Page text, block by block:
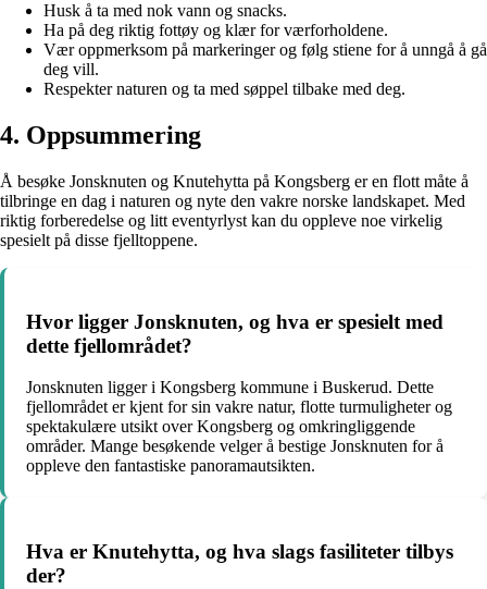
Husk å ta med nok vann og snacks.
Ha på deg riktig fottøy og klær for værforholdene.
Vær oppmerksom på markeringer og følg stiene for å unngå å gå
deg vill.
Respekter naturen og ta med søppel tilbake med deg.
4. Oppsummering
Å besøke Jonsknuten og Knutehytta på Kongsberg er en flott måte å
tilbringe en dag i naturen og nyte den vakre norske landskapet. Med
riktig forberedelse og litt eventyrlyst kan du oppleve noe virkelig
spesielt på disse fjelltoppene.
Hvor ligger Jonsknuten, og hva er spesielt med
dette fjellområdet?
Jonsknuten ligger i Kongsberg kommune i Buskerud. Dette
fjellområdet er kjent for sin vakre natur, flotte turmuligheter og
spektakulære utsikt over Kongsberg og omkringliggende
områder. Mange besøkende velger å bestige Jonsknuten for å
oppleve den fantastiske panoramautsikten.
Hva er Knutehytta, og hva slags fasiliteter tilbys
der?